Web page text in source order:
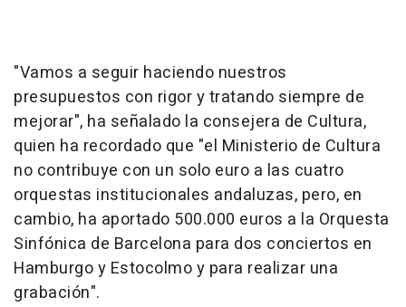
"Vamos a seguir haciendo nuestros
presupuestos con rigor y tratando siempre de
mejorar", ha señalado la consejera de Cultura,
quien ha recordado que "el Ministerio de Cultura
no contribuye con un solo euro a las cuatro
orquestas institucionales andaluzas, pero, en
cambio, ha aportado 500.000 euros a la Orquesta
Sinfónica de Barcelona para dos conciertos en
Hamburgo y Estocolmo y para realizar una
grabación".